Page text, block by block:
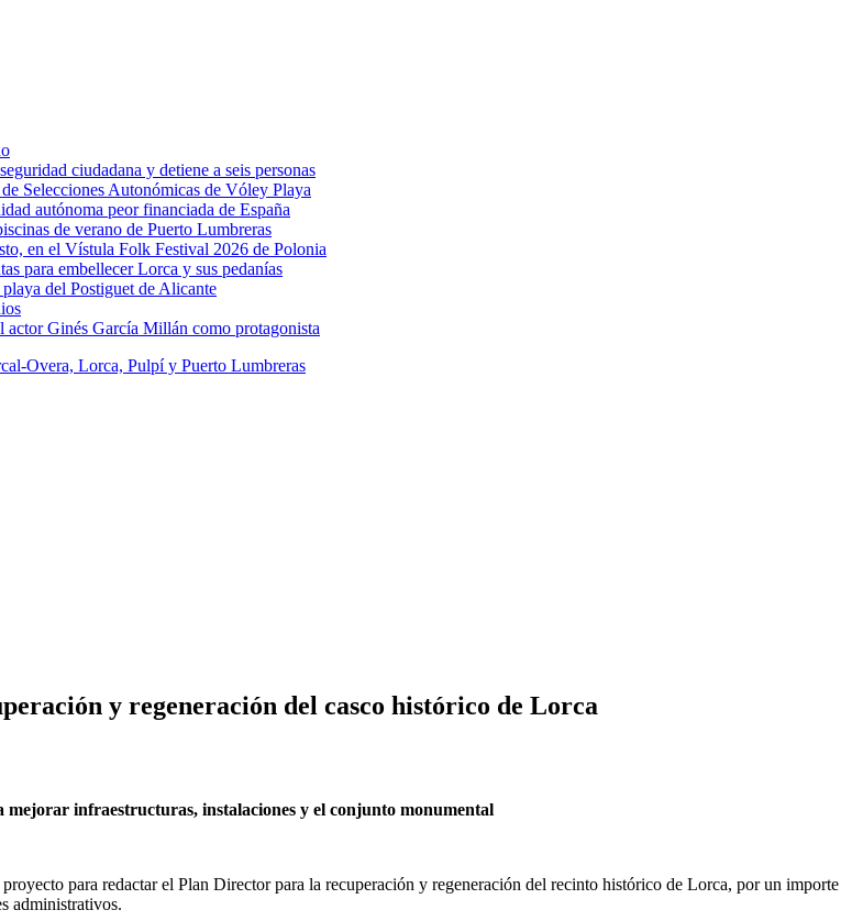
ciudadana y detiene a seis personas
Selecciones Autonómicas de Vóley Playa
autónoma peor financiada de España
de verano de Puerto Lumbreras
en el Vístula Folk Festival 2026 de Polonia
para embellecer Lorca y sus pedanías
del Postiguet de Alicante
Ginés García Millán como protagonista
Overa, Lorca, Pulpí y Puerto Lumbreras
y regeneración del casco histórico de Lorca
mejorar infraestructuras, instalaciones y el conjunto monumental
para redactar el Plan Director para la recuperación y regeneración del recinto histórico de Lorca, por un importe
administrativos.